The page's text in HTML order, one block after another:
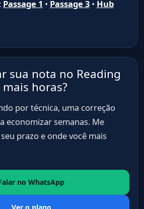
destaca esse animal como
menciona avaliação regular
nas plantações
conecta a espécie
Passage 1 • Passage 3 • Hub
sua nota no Reading
horas?
por técnica, uma correção
economizar semanas. Me
prazo e onde você mais
no WhatsApp